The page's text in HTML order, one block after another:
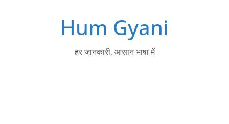
Hum Gyani
हर जानकारी, आसान भाषा में